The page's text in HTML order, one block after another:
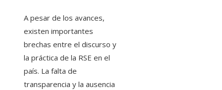
A pesar de los avances,
existen importantes
brechas entre el discurso y
la práctica de la RSE en el
país. La falta de
transparencia y la ausencia